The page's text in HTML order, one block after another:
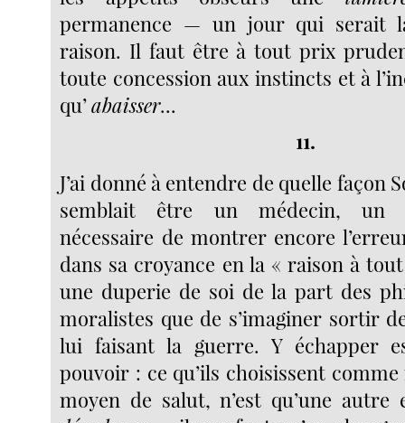
permanence — un jour qui serait
raison. Il faut être à tout prix
toute concession aux instincts et à
qu’abaisser...
11.
J’ai donné à entendre de quelle façon
semblait être un médecin, un
nécessaire de montrer encore
dans sa croyance en la « raison à
une duperie de soi de la part des
moralistes que de s’imaginer sortir
lui faisant la guerre. Y échapper
pouvoir : ce qu’ils choisissent
moyen de salut, n’est qu’une autre